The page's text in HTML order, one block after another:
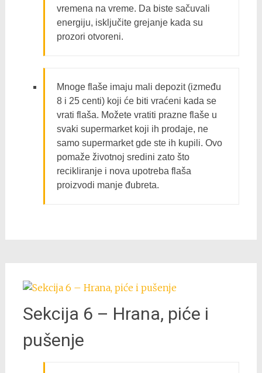
vremena na vreme. Da biste sačuvali
energiju, isključite grejanje kada su
prozori otvoreni.
Mnoge flaše imaju mali depozit (između
8 i 25 centi) koji će biti vraćeni kada se
vrati flaša. Možete vratiti prazne flaše u
svaki supermarket koji ih prodaje, ne
samo supermarket gde ste ih kupili. Ovo
pomaže životnoj sredini zato što
recikliranje i nova upotreba flaša
proizvodi manje đubreta.
Sekcija 6 – Hrana, piće i
pušenje